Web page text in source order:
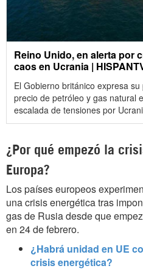
Reino Unido, en alerta por
caos en Ucrania |
El Gobierno británico expresa
precio de petróleo y gas natural
escalada de tensiones por
¿Por qué empezó la
Europa?
Los países europeos
una crisis energética tras
gas de Rusia desde que
en 24 de febrero.
¿Habrá unidad en UE
crisis energética?